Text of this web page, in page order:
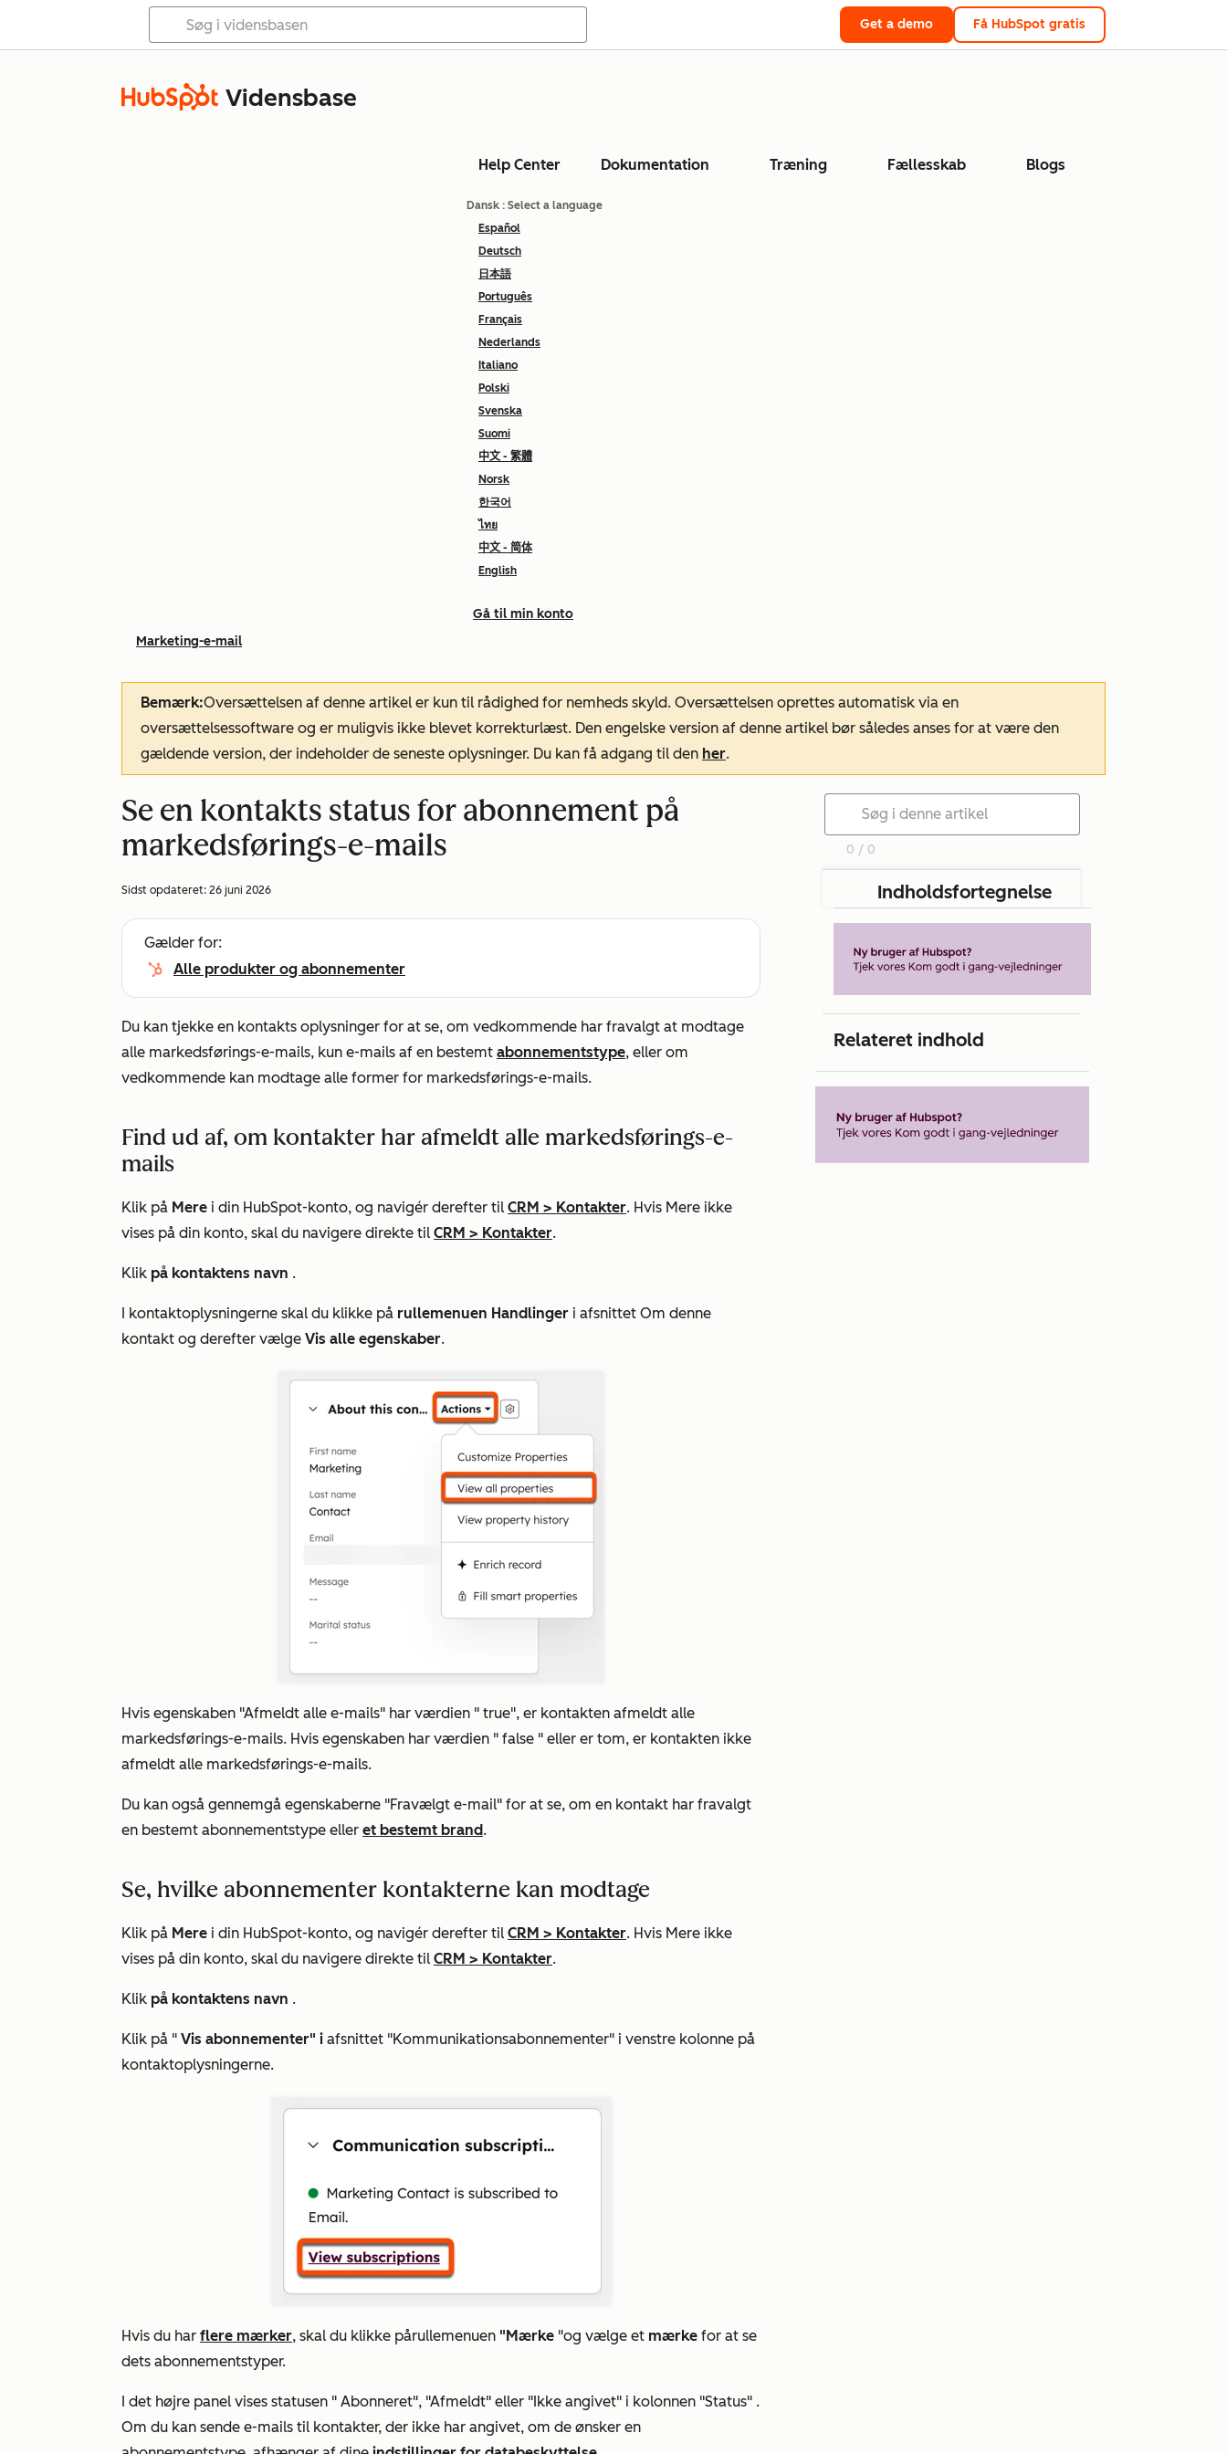
Get a demo Få HubSpot gratis
Vidensbase
Help Center Dokumentation Træning Fællesskab Blogs
Dansk : Select a language
Español
Deutsch
日本語
Português
Français
Nederlands
Italiano
Polski
Svenska
Suomi
中文 - 繁體
Norsk
한국어
ไทย
中文 - 简体
English
Gå til min konto
Marketing-e-mail
Bemærk:Oversættelsen af denne artikel er kun til rådighed for nemheds skyld. Oversættelsen oprettes automatisk via en
oversættelsessoftware og er muligvis ikke blevet korrekturlæst. Den engelske version af denne artikel bør således anses for at være den
gældende version, der indeholder de seneste oplysninger. Du kan få adgang til den her.
Se en kontakts status for abonnement på
markedsførings-e-mails
Sidst opdateret: 26 juni 2026
Gælder for:
Alle produkter og abonnementer
Du kan tjekke en kontakts oplysninger for at se, om vedkommende har fravalgt at modtage
alle markedsførings-e-mails, kun e-mails af en bestemt abonnementstype, eller om
vedkommende kan modtage alle former for markedsførings-e-mails.
Find ud af, om kontakter har afmeldt alle markedsførings-e-
mails
Klik på Mere i din HubSpot-konto, og navigér derefter til CRM > Kontakter. Hvis Mere ikke
vises på din konto, skal du navigere direkte til CRM > Kontakter.
Klik på kontaktens navn .
I kontaktoplysningerne skal du klikke på rullemenuen Handlinger i afsnittet Om denne
kontakt og derefter vælge Vis alle egenskaber.
Hvis egenskaben "Afmeldt alle e-mails" har værdien " true", er kontakten afmeldt alle
markedsførings-e-mails. Hvis egenskaben har værdien " false " eller er tom, er kontakten ikke
afmeldt alle markedsførings-e-mails.
Du kan også gennemgå egenskaberne "Fravælgt e-mail" for at se, om en kontakt har fravalgt
en bestemt abonnementstype eller et bestemt brand.
Se, hvilke abonnementer kontakterne kan modtage
Klik på Mere i din HubSpot-konto, og navigér derefter til CRM > Kontakter. Hvis Mere ikke
vises på din konto, skal du navigere direkte til CRM > Kontakter.
Klik på kontaktens navn .
Klik på " Vis abonnementer" i afsnittet "Kommunikationsabonnementer" i venstre kolonne på
kontaktoplysningerne.
Hvis du har flere mærker, skal du klikke pårullemenuen "Mærke "og vælge et mærke for at se
dets abonnementstyper.
I det højre panel vises statusen " Abonneret", "Afmeldt" eller "Ikke angivet" i kolonnen "Status" .
Om du kan sende e-mails til kontakter, der ikke har angivet, om de ønsker en
0 / 0
Indholdsfortegnelse
Relateret indhold